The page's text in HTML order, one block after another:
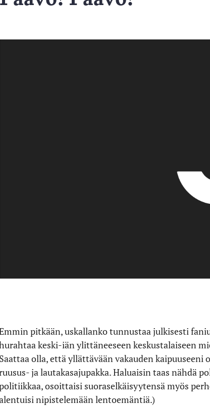
pitkään, uskallanko tunnustaa julkisesti
keski-iän ylittäneeseen keskustalaiseen
Saattaa olla, että yllättävään vakauden kaipuuseeni
ja lautakasajupakka. Haluaisin taas nähdä
osoittaisi suoraselkäisyytensä myös
nipistelemään lentoemäntiä.)